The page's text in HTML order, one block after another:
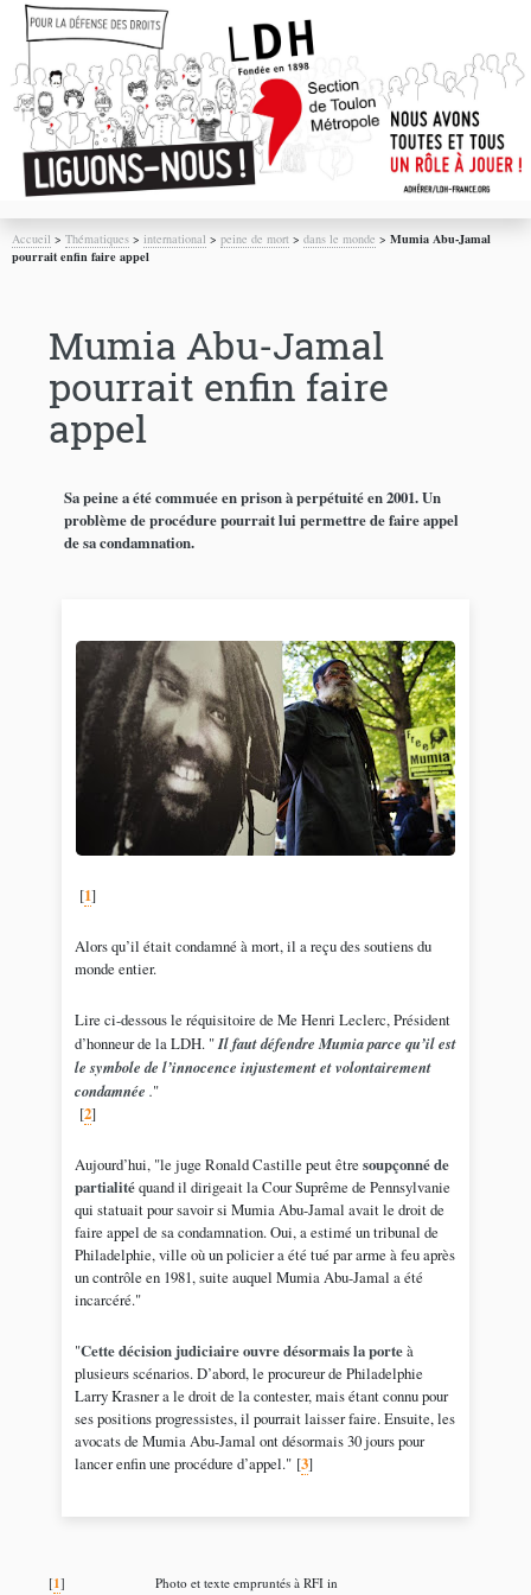
Accueil >Thématiques > international >peine de mort >dans le monde >Mumia Abu-Jamal
pourrait enfin faire appel
Mumia Abu-Jamal
pourrait enfin faire
appel
Sa peine a été commuée en prison à perpétuité en 2001. Un
problème de procédure pourrait lui permettre de faire appel
de sa condamnation.
[1]
Alors qu’il était condamné à mort, il a reçu des soutiens du
monde entier.
Lire ci-dessous le réquisitoire de Me Henri Leclerc, Président
d’honneur de la LDH. "Il faut défendre Mumia parce qu’il est
le symbole de l’innocence injustement et volontairement
condamnée ."
[2]
Aujourd’hui, "le juge Ronald Castille peut être soupçonné de
partialitéquand il dirigeait la Cour Suprême de Pennsylvanie
qui statuait pour savoir si Mumia Abu-Jamal avait le droit de
faire appel de sa condamnation. Oui, a estimé un tribunal de
Philadelphie, ville où un policier a été tué par arme à feu après
un contrôle en 1981, suite auquel Mumia Abu-Jamal a été
incarcéré."
"Cette décision judiciaire ouvre désormais la porteà
plusieurs scénarios. D’abord, le procureur de Philadelphie
Larry Krasner a le droit de la contester, mais étant connu pour
ses positions progressistes, il pourrait laisser faire. Ensuite, les
avocats de Mumia Abu-Jamal ont désormais 30 jours pour
lancer enfin une procédure d’appel."[3]
[1]
Photo et texte empruntés à RFI in